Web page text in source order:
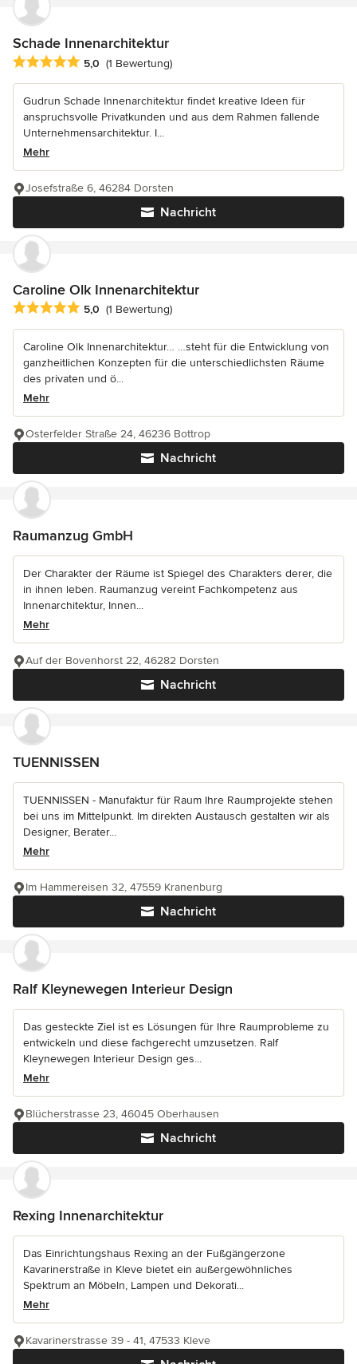
Schade Innenarchitektur
Durchschnittliche Bewertung: 5 von 5 Sternen
5,0 (1 Bewertung)
Gudrun Schade Innenarchitektur findet kreative Ideen für
anspruchsvolle Privatkunden und aus dem Rahmen fallende
Unternehmensarchitektur. I...
Mehr
Nachricht
Josefstraße 6, 46284 Dorsten
Caroline Olk Innenarchitektur
Durchschnittliche Bewertung: 5 von 5 Sternen
5,0 (1 Bewertung)
Caroline Olk Innenarchitektur… …steht für die Entwicklung von
ganzheitlichen Konzepten für die unterschiedlichsten Räume
des privaten und ö...
Mehr
Nachricht
Osterfelder Straße 24, 46236 Bottrop
Raumanzug GmbH
Der Charakter der Räume ist Spiegel des Charakters derer, die
in ihnen leben. Raumanzug vereint Fachkompetenz aus
Innenarchitektur, Innen...
Mehr
Nachricht
Auf der Bovenhorst 22, 46282 Dorsten
TUENNISSEN
TUENNISSEN - Manufaktur für Raum Ihre Raumprojekte stehen
bei uns im Mittelpunkt. Im direkten Austausch gestalten wir als
Designer, Berater...
Mehr
Nachricht
Im Hammereisen 32, 47559 Kranenburg
Ralf Kleynewegen Interieur Design
Das gesteckte Ziel ist es Lösungen für Ihre Raumprobleme zu
entwickeln und diese fachgerecht umzusetzen. Ralf
Kleynewegen Interieur Design ges...
Mehr
Nachricht
Blücherstrasse 23, 46045 Oberhausen
Rexing Innenarchitektur
Das Einrichtungshaus Rexing an der Fußgängerzone
Kavarinerstraße in Kleve bietet ein außergewöhnliches
Spektrum an Möbeln, Lampen und Dekorati...
Mehr
Kavarinerstrasse 39 - 41, 47533 Kleve